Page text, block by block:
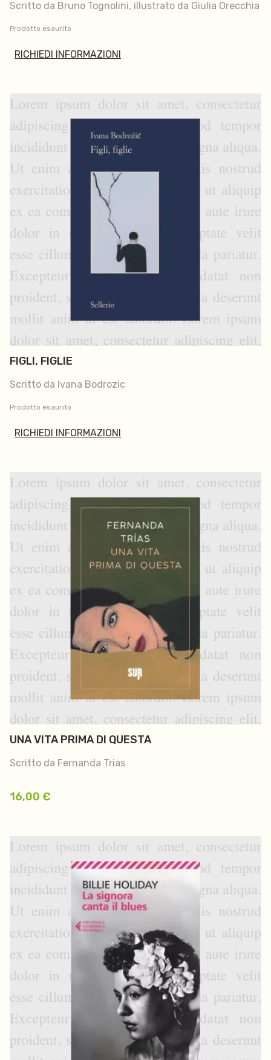
Scritto da Bruno Tognolini, illustrato da Giulia Orecchia
Prodotto esaurito
RICHIEDI INFORMAZIONI
FIGLI, FIGLIE
Scritto da Ivana Bodrozic
Prodotto esaurito
RICHIEDI INFORMAZIONI
UNA VITA PRIMA DI QUESTA
Scritto da Fernanda Trias
16,00 €